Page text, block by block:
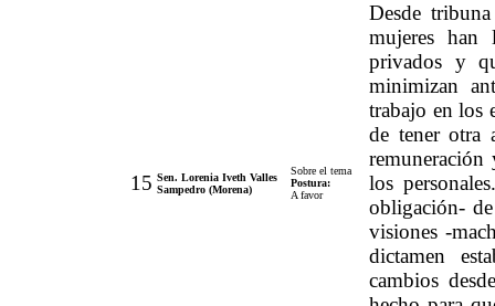
15 Sen. Lorenia Iveth Valles
Sampedro (Morena)
Sobre el tema
Postura:
A favor
Desde
mujeres han
privados y
minimizan
trabajo en los
de tener otra
remuneración
los
obligación-
visiones -
dictamen
cambios